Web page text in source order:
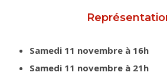
Samedi 11 novembre à 16h
Samedi 11 novembre à 21h